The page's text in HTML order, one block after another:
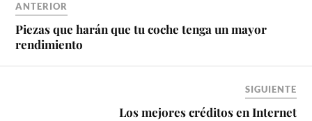
ANTERIOR
Piezas que harán que tu coche tenga un mayor
rendimiento
SIGUIENTE
Los mejores créditos en Internet